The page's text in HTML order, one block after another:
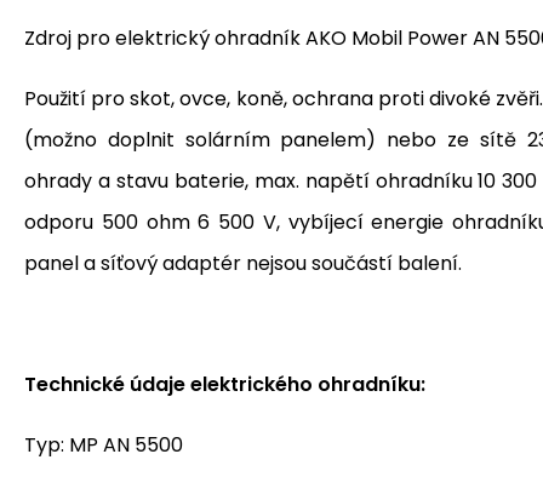
Zdroj pro elektrický ohradník AKO Mobil Power AN
Použití pro skot, ovce, koně, ochrana proti divoké
(možno doplnit solárním panelem) nebo ze sítě
ohrady a stavu baterie, max. napětí ohradníku 10
odporu 500 ohm 6 500 V, vybíjecí energie
panel a síťový adaptér nejsou součástí balení.
Technické údaje elektrického ohradníku:
Typ: MP AN 5500